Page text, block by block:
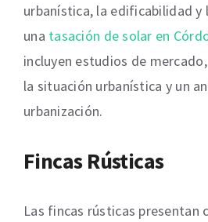
urbanística, la edificabilidad y
una tasación de solar en
incluyen estudios de
la situación urbanística y un
urbanización.
Fincas Rústicas
Las fincas rústicas presentan